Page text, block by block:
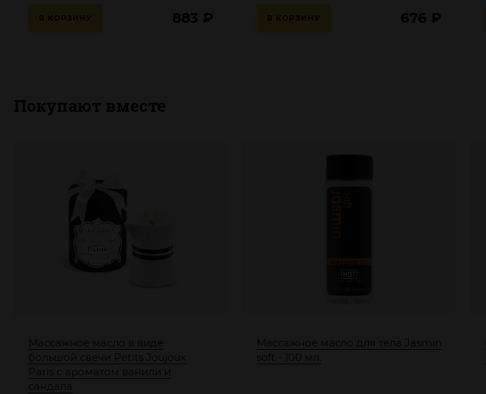
В КОРЗИНУ 883 ₽ В КОРЗИНУ 676 ₽
Покупают вместе
Массажное масло в виде
большой свечи Petits Joujoux
Paris с ароматом ванили и
сандала
Массажное масло для тела Jasmin
soft - 100 мл.